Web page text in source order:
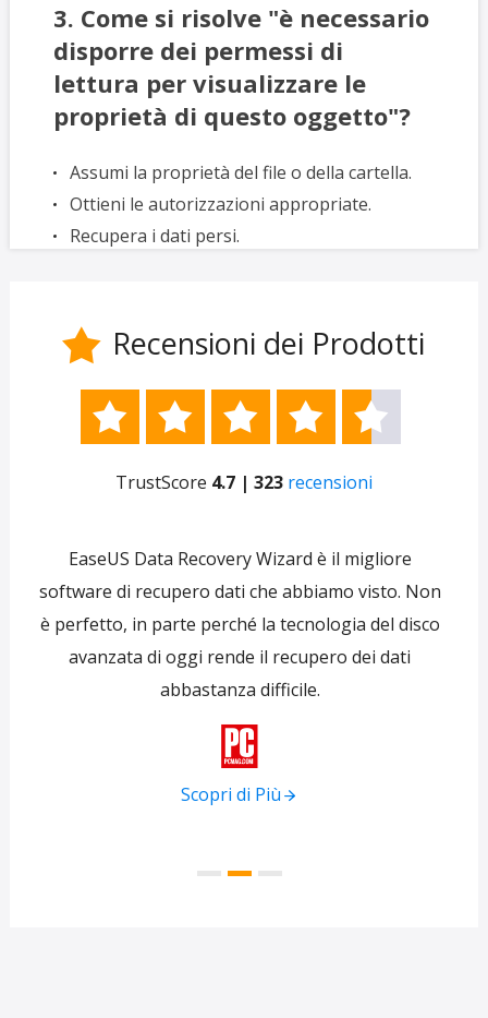
3. Come si risolve "è necessario
disporre dei permessi di
lettura per visualizzare le
proprietà di questo oggetto"?
Assumi la proprietà del file o della cartella.
Ottieni le autorizzazioni appropriate.
Recupera i dati persi.
 Recensioni dei Prodotti
    
TrustScore 4.7 | 323 recensioni
EaseUS Data Recovery Wizard è il migliore
software di recupero dati che abbiamo visto. Non
è perfetto, in parte perché la tecnologia del disco
avanzata di oggi rende il recupero dei dati
abbastanza difficile.

Scopri di Più